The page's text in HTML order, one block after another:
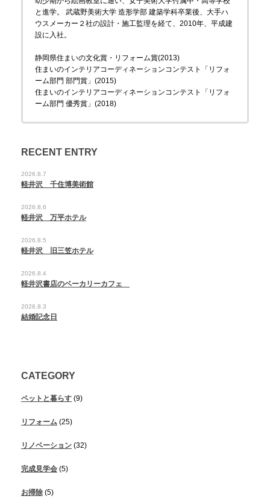
と進学。 武蔵野美術大学 造形学部 建築学科卒業後、大手ハ
ウスメーカー２社の設計・施工監理を経て、2010年、平成建
設に入社。
静岡県住まいの文化賞・リフォーム賞(2013)
住まいのインテリアコーディネーションコンテスト「リフォ
ーム部門 部門賞」(2015)
住まいのインテリアコーディネーションコンテスト「リフォ
ーム部門 優秀賞」(2018)
RECENT ENTRY
2026.8.7
軽井沢 千住博美術館
2026.8.6
軽井沢 万平ホテル
2026.8.5
軽井沢 旧三笠ホテル
2026.8.4
軽井沢書店のベーカリーカフェ
2026.8.3
結婚記念日
CATEGORY
ペットと暮らす (9)
リフォーム (25)
リノベーション (32)
完成見学会 (5)
お掃除 (5)